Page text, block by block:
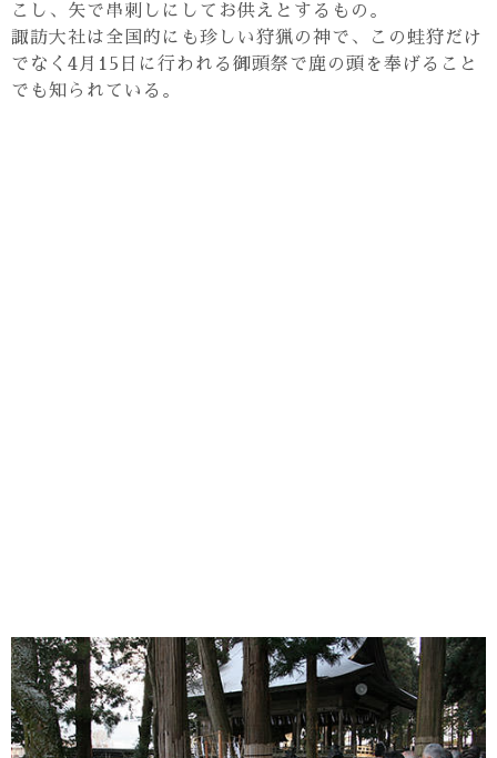
こし、矢で串刺しにしてお供えとするもの。
諏訪大社は全国的にも珍しい狩猟の神で、この蛙狩だけ
でなく4月15日に行われる御頭祭で鹿の頭を奉げること
でも知られている。